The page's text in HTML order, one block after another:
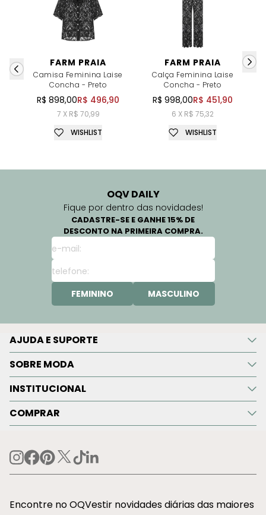
FARM PRAIA
Camisa Feminina Laise
Concha - Preto
R$ 898,00R$ 496,90
7 X R$ 70,99
WISHLIST
FARM PRAIA
Calça Feminina Laise
Concha - Preto
R$ 998,00R$ 451,90
6 X R$ 75,32
WISHLIST
OQV DAILY
Fique por dentro das novidades!
CADASTRE-SE E GANHE 15% DE
DESCONTO NA PRIMEIRA COMPRA.
FEMININO MASCULINO
AJUDA E SUPORTE
SOBRE MODA
INSTITUCIONAL
COMPRAR
Encontre no OQVestir novidades diárias das maiores